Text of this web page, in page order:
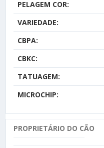
PELAGEM COR:
VARIEDADE:
CBPA:
CBKC:
TATUAGEM:
MICROCHIP:
PROPRIETÁRIO DO CÃO